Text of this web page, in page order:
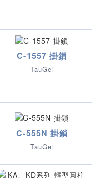
C-1557 掛鎖
TauGei
C-555N 掛鎖
TauGei